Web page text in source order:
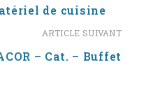
de cuisine
ARTICLE SUIVANT
– Cat. – Buffet